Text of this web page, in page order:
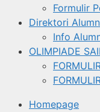
Formulir
Direktori
Info
OLIMPIADE
Homepage